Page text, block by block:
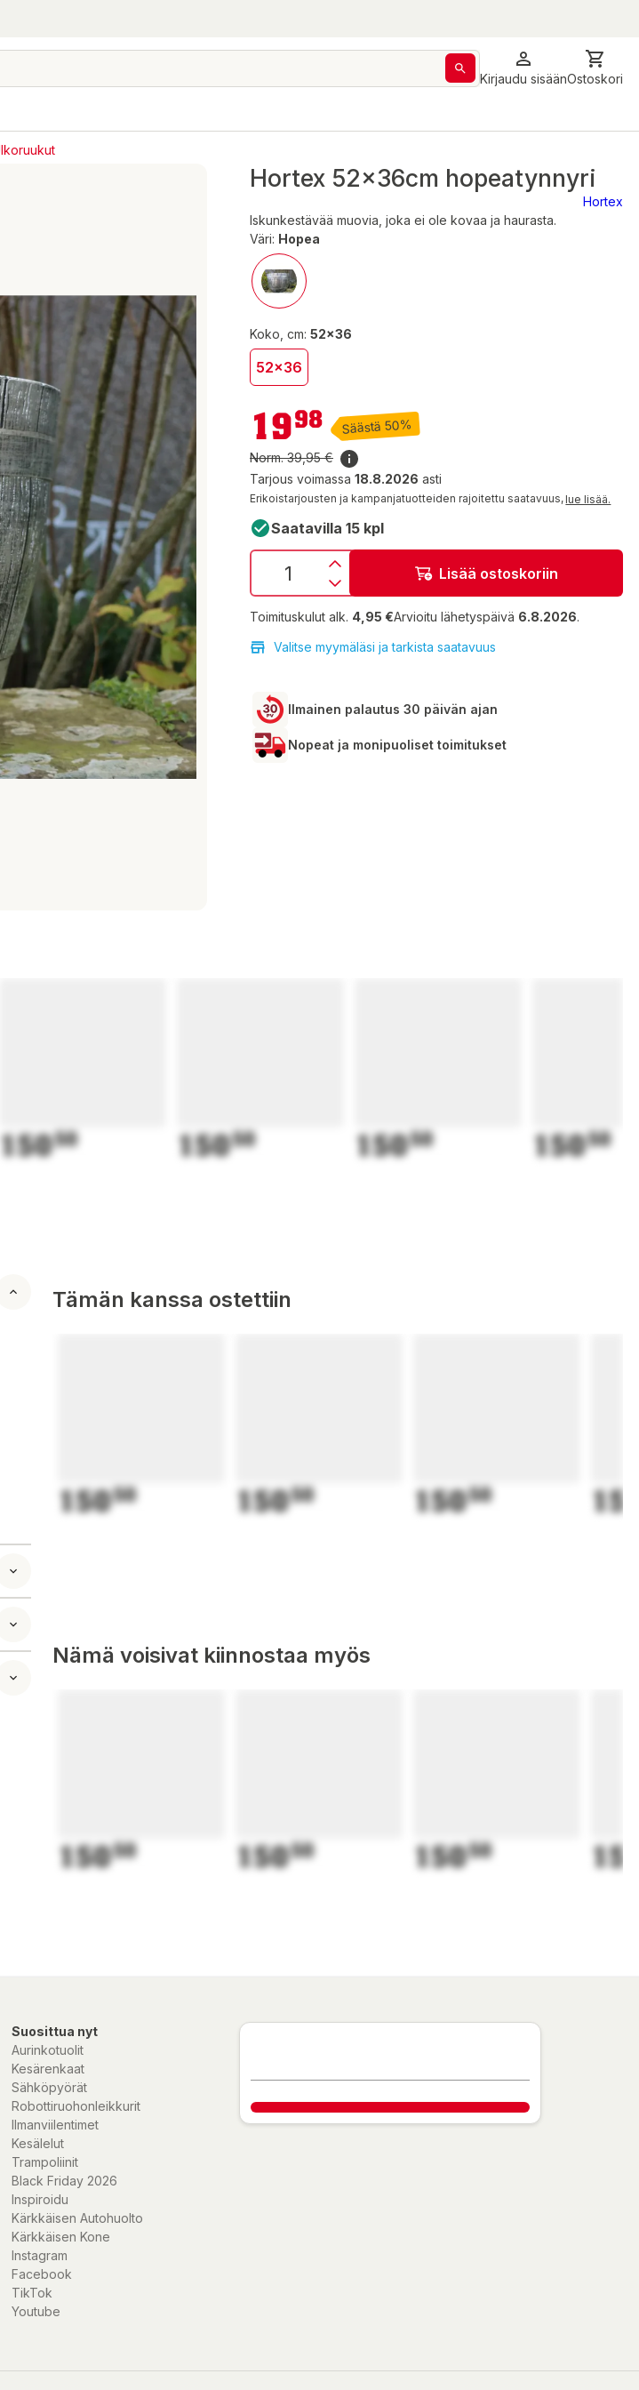
Kirjaudu sisäänOstoskori
Hortex 52x36cm hopeatynnyri
Iskunkestävää muovia, joka ei ole kovaa ja haurasta.
Hortex
Väri: Hopea
Koko, cm: 52x36
52x36
19,98 €
1998 Säästä 50%
Norm.39,95 €
Tarjous voimassa 18.8.2026 asti
Erikoistarjousten ja kampanjatuotteiden rajoitettu saatavuus,lue lisää.
Saatavilla 15 kpl
Lisää ostoskoriin
Toimituskulut alk. 4,95 €Arvioitu lähetyspäivä 6.8.2026.
Valitse myymäläsi ja tarkista saatavuus
Ilmainen palautus 30 päivän ajan
Nopeat ja monipuoliset toimitukset
15050 15050 15050 15050
Tämän kanssa ostettiin
15050 15050 15050
Nämä voisivat kiinnostaa myös
15050 15050 15050
Suosittua nyt
Aurinkotuolit
Kesärenkaat
Sähköpyörät
Robottiruohonleikkurit
Ilmanviilentimet
Kesälelut
Trampoliinit
Black Friday 2026
Inspiroidu
Kärkkäisen Autohuolto
Kärkkäisen Kone
Instagram
Facebook
TikTok
Youtube